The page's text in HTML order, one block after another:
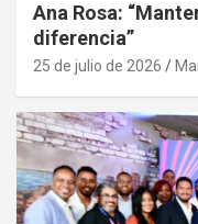
Ana Rosa:
diferencia”
25 de julio de 2026